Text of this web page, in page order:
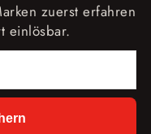
zuerst erfahren
einlösbar.